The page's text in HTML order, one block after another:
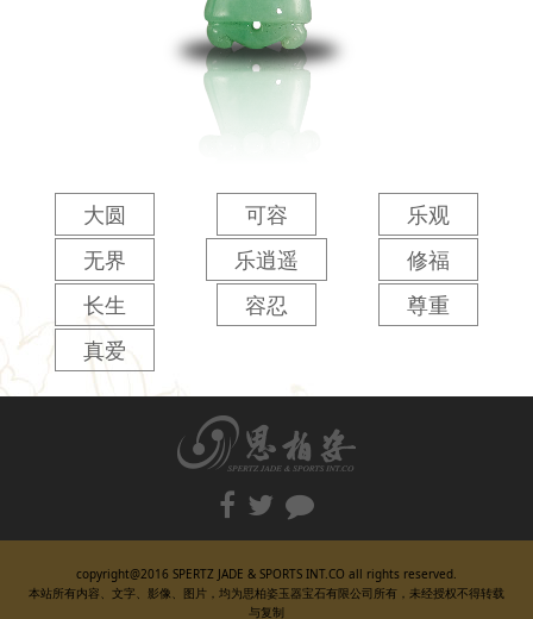
大圆 可容
乐观
无界
乐逍遥
修福
长生
容忍
尊重
真爱
copyright@2016 SPERTZ JADE & SPORTS INT.CO all rights reserved.
本站所有内容、文字、影像、图片，均为思柏姿玉器宝石有限公司所有，未经授权不得转载
与复制